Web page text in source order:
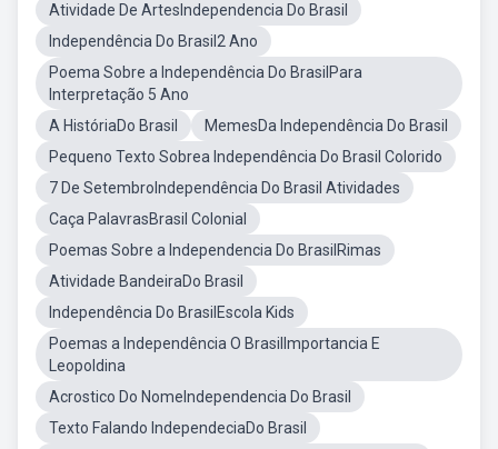
Atividade De ArtesIndependencia Do Brasil
Independência Do Brasil2 Ano
Poema Sobre a Independência Do BrasilPara
Interpretação 5 Ano
A HistóriaDo Brasil
MemesDa Independência Do Brasil
Pequeno Texto Sobrea Independência Do Brasil Colorido
7 De SetembroIndependência Do Brasil Atividades
Caça PalavrasBrasil Colonial
Poemas Sobre a Independencia Do BrasilRimas
Atividade BandeiraDo Brasil
Independência Do BrasilEscola Kids
Poemas a Independência O BrasilImportancia E
Leopoldina
Acrostico Do NomeIndependencia Do Brasil
Texto Falando IndependeciaDo Brasil